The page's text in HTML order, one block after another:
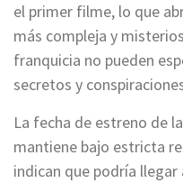
el primer filme, lo que
más compleja y
franquicia no pueden
secretos y
La fecha de estreno de
mantiene bajo estricta
indican que podría